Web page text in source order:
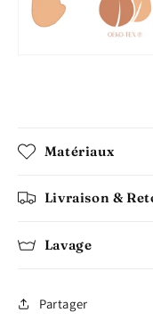
Matériaux
Livraison &
Lavage
Partager